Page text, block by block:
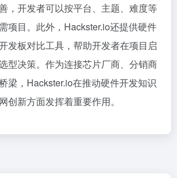
，开发者可以按平台、主题、难度等
项目。此外，Hackster.io还提供硬件
发板对比工具，帮助开发者在项目启
型决策。作为连接芯片厂商、分销商
梁，Hackster.io在推动硬件开发知识
创新方面发挥着重要作用。